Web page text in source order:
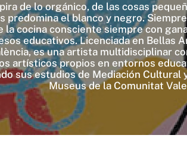
de lo orgánico, de las cosas
predomina el blanco y negro.
la cocina consciente siempre con
educativos. Licenciada en Bellas
es una artista multidisciplinar
artísticos propios en entornos
sus estudios de Mediación Cultural
Museus de la Comunitat